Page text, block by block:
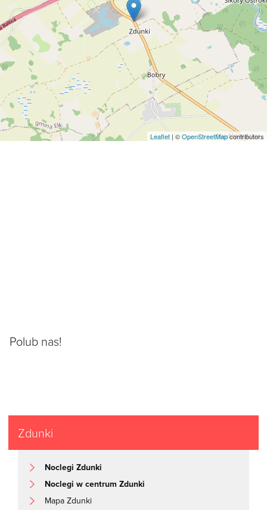
Leaflet | ©OpenStreetMapcontributors
Polub nas!
Zdunki
Noclegi Zdunki
Noclegi w centrum Zdunki
Mapa Zdunki